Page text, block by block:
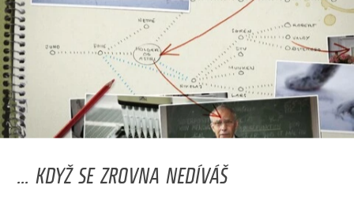
... KDYŽ SE ZROVNA NEDÍVÁŠ